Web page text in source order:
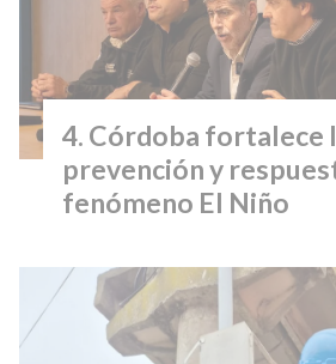
Córdoba fortalece
prevención y
fenómeno El Niño